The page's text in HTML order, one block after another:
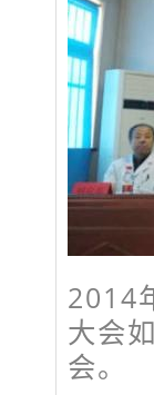
2014
大会
会。